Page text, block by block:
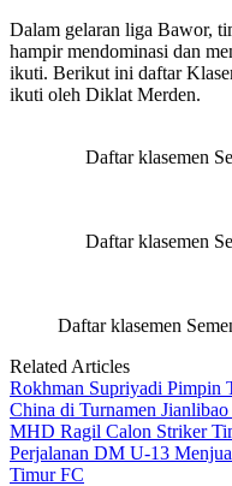
Dalam gelaran liga Bawor,
hampir mendominasi dan
ikuti. Berikut ini daftar
ikuti oleh Diklat Merden.
Daftar klasemen
Daftar klasemen
Daftar klasemen
Related Articles
Rokhman Supriyadi Pimpin
China di Turnamen
MHD Ragil Calon Striker
Perjalanan DM U-13
Timur FC